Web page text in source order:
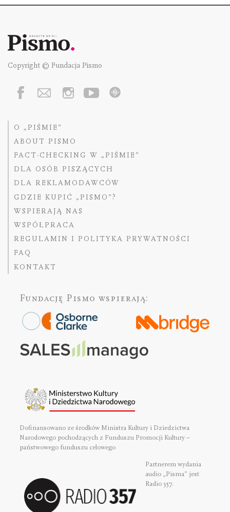
Copyright © Fundacja Pismo
O „PIŚMIE”
ABOUT PISMO
FACT-CHECKING W „PIŚMIE”
DLA OSÓB PISZĄCYCH
DLA REKLAMODAWCÓW
GDZIE KUPIĆ „PISMO”?
WSPIERAJĄ NAS
WSPÓŁPRACA
REGULAMIN I POLITYKA PRYWATNOŚCI
FAQ
KONTAKT
Fundację Pismo wspierają:
Dofinansowano ze środków Ministra Kultury i Dziedzictwa
Narodowego pochodzących z Funduszu Promocji Kultury –
państwowego funduszu celowego
Partnerem wydania
audio „Pisma” jest
Radio 357.